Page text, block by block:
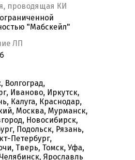
проводящая КИ
"Мабскейл"
ЛП
Волгоград,
Иваново, Иркутск,
Калуга, Краснодар,
Москва, Мурманск,
Новосибирск,
Подольск, Рязань,
Петербург,
Тверь, Томск, Уфа,
Ярославль